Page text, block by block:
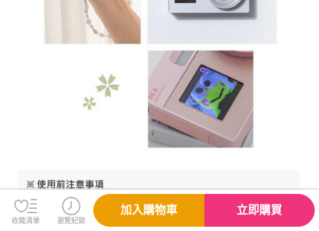
收藏清單 瀏覽紀錄
加入購物車 立即購買